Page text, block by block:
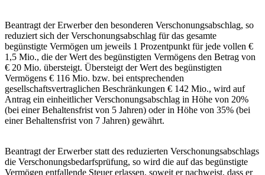
Beantragt der Erwerber den besonderen Verschonungsabschlag, so
reduziert sich der Verschonungsabschlag für das gesamte
begünstigte Vermögen um jeweils 1 Prozentpunkt für jede vollen €
1,5 Mio., die der Wert des begünstigten Vermögens den Betrag von
€ 20 Mio. übersteigt. Übersteigt der Wert des begünstigten
Vermögens € 116 Mio. bzw. bei entsprechenden
gesellschaftsvertraglichen Beschränkungen € 142 Mio., wird auf
Antrag ein einheitlicher Verschonungsabschlag in Höhe von 20%
(bei einer Behaltensfrist von 5 Jahren) oder in Höhe von 35% (bei
einer Behaltensfrist von 7 Jahren) gewährt.
Beantragt der Erwerber statt des reduzierten Verschonungsabschlags
die Verschonungsbedarfsprüfung, so wird die auf das begünstigte
Vermögen entfallende Steuer erlassen, soweit er nachweist, dass er